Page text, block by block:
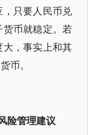
只要人民币兑
币就稳定。若
，事实上和其
币。
险管理建议